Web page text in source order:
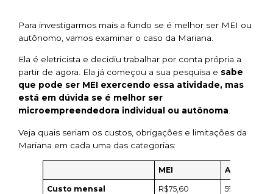
Para investigarmos mais a fundo se é melhor ser MEI ou
autônomo, vamos examinar o caso da Mariana.
Ela é eletricista e decidiu trabalhar por conta própria a
partir de agora. Ela já começou a sua pesquisa e sabe
que pode ser MEI exercendo essa atividade, mas
está em dúvida se é melhor ser
microempreendedora individual ou autônoma
Veja quais seriam os custos, obrigações e limitações da
Mariana em cada uma das categorias:
MEI Autônomo*
Custo mensal R$75,60
5% da renda